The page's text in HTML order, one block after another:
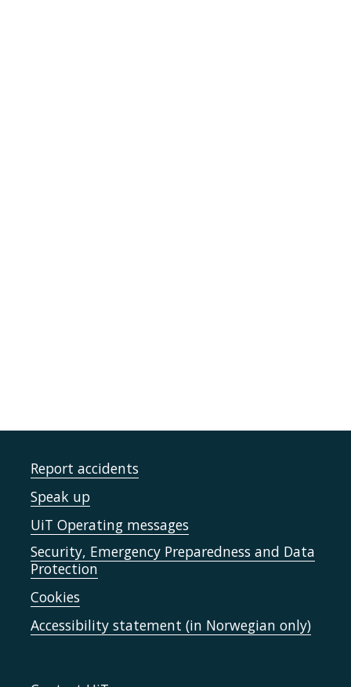
Report accidents
Speak up
UiT Operating messages
Security, Emergency Preparedness and Data
Protection
Cookies
Accessibility statement (in Norwegian only)